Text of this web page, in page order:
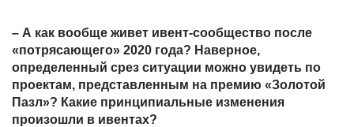
– А как вообще живет ивент-сообщество после
«потрясающего» 2020 года? Наверное,
определенный срез ситуации можно увидеть по
проектам, представленным на премию «Золотой
Пазл»? Какие принципиальные изменения
произошли в ивентах?